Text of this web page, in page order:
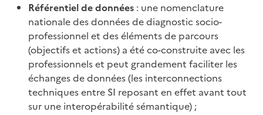
Référentiel de données : une nomenclature
nationale des données de diagnostic socio-
professionnel et des éléments de parcours
(objectifs et actions) a été co-construite avec les
professionnels et peut grandement faciliter les
échanges de données (les interconnections
techniques entre SI reposant en effet avant tout
sur une interopérabilité sémantique) ;